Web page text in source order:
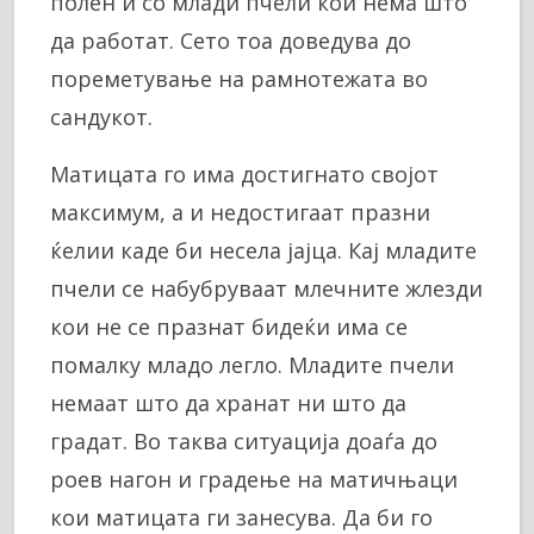
да работат. Сето тоа доведува до
пореметување на рамнотежата во
сандукот.
Матицата го има достигнато својот
максимум, а и недостигаат празни
ќелии каде би несела јајца. Кај младите
пчели се набубруваат млечните жлезди
кои не се празнат бидеќи има се
помалку младо легло. Младите пчели
немаат што да хранат ни што да
градат. Во таква ситуација доаѓа до
роев нагон и градење на матичњаци
кои матицата ги занесува. Да би го